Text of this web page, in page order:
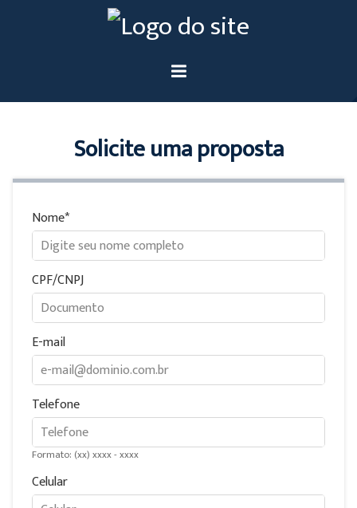
Solicite uma proposta
Nome
CPF/CNPJ
E-mail
Telefone
Formato: (xx) xxxx - xxxx
Celular